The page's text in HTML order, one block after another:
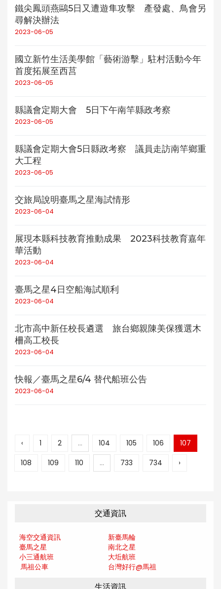
鐵尖鳳頭燕鷗5日又遭遊隼攻擊 產發處、鳥會另
尋解決辦法
2023-06-05
國立新竹生活美學館「藝術游擊」駐村活動今年
首度拓展至西莒
2023-06-05
縣議會定期大會 5日下午南竿縣政考察
2023-06-05
縣議會定期大會5日縣政考察 議員走訪南竿鄉重
大工程
2023-06-05
交旅局說明臺馬之星海試情形
2023-06-04
展現本縣科技教育推動成果 2023科技教育嘉年
華活動
2023-06-04
臺馬之星4日空船海試順利
2023-06-04
北市高中新任校長遴選 旅台鄉親陳美保獲選木
柵高工校長
2023-06-04
快報／臺馬之星6/4 替代船班公告
2023-06-04
‹ 1 2 ... 104 105 106
107
108
109 110 ... 733 734 ›
交通資訊
海空交通資訊
新臺馬輪
臺馬之星
南北之星
小三通航班
大坵航班
馬祖公車
台灣好行@馬祖
生活資訊